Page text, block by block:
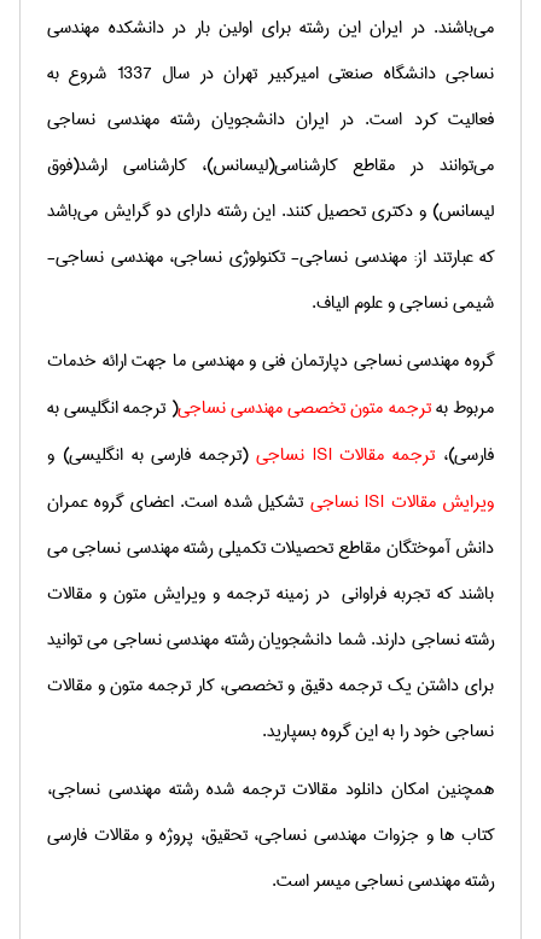
می‌باشند. در ایران این رشته برای اولین بار در دانشکده مهندسی
نساجی دانشگاه صنعتی امیرکبیر تهران در سال 1337 شروع به
فعالیت کرد است. در ایران دانشجویان رشته مهندسی نساجی
می‌توانند در مقاطع کارشناسی(لیسانس)، کارشناسی ارشد(فوق
لیسانس) و دکتری تحصیل کنند. این رشته دارای دو گرایش می‌باشد
که عبارتند از: مهندسی نساجی- تکنولوژی نساجی، مهندسی نساجی-
شیمی نساجی و علوم الیاف.
گروه مهندسی نساجی دپارتمان فنی و مهندسی ما جهت ارائه خدمات
مربوط بهترجمه متون تخصصی مهندسی نساجی( ترجمه انگلیسی به
فارسی)، ترجمه مقالاتISI نساجی (ترجمه فارسی به انگلیسی) و
ویرایش مقالات ISI نساجی تشكیل شده است. اعضای گروه عمران
دانش آموختگان مقاطع تحصیلات تكمیلی رشته مهندسی نساجی می
باشند كه تجربه فراوانی در زمینه ترجمه و ویرایش متون و مقالات
رشته نساجی دارند. شما دانشجویان رشته مهندسی نساجی می توانید
برای داشتن یك ترجمه دقیق و تخصصی، كار ترجمه متون و مقالات
نساجی خود را به این گروه بسپارید.
همچنین امکان دانلود مقالات ترجمه شده رشته مهندسی نساجی،
کتاب ها و جزوات مهندسی نساجی، تحقیق، پروژه و مقالات فارسی
رشته مهندسی نساجی میسر است.